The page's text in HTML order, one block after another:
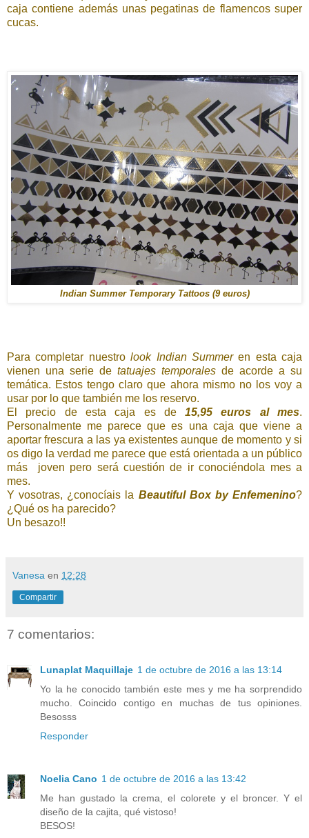
caja contiene además unas pegatinas de flamencos super
cucas.
Indian Summer Temporary Tattoos (9 euros)
Para completar nuestrolook Indian Summeren esta caja
vienen una serie de tatuajes temporales de acorde a su
temática. Estos tengo claro que ahora mismo no los voy a
usar por lo que también me los reservo.
El precio de esta caja es de15,95 euros al mes.
Personalmente me parece que es una caja que viene a
aportar frescura a las ya existentes aunque de momento y si
os digo la verdad me parece que está orientada a un público
más joven pero será cuestión de ir conociéndola mes a
mes.
Y vosotras, ¿conocíais la Beautiful Box by Enfemenino?
¿Qué os ha parecido?
Un besazo!!
Vanesa en 12:28
Compartir
7 comentarios:
Lunaplat Maquillaje 1 de octubre de 2016 a las 13:14
Yo la he conocido también este mes y me ha sorprendido
mucho. Coincido contigo en muchas de tus opiniones.
Besosss
Responder
Noelia Cano 1 de octubre de 2016 a las 13:42
Me han gustado la crema, el colorete y el broncer. Y el
diseño de la cajita, qué vistoso!
BESOS!